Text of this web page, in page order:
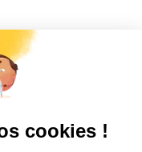
cookies !